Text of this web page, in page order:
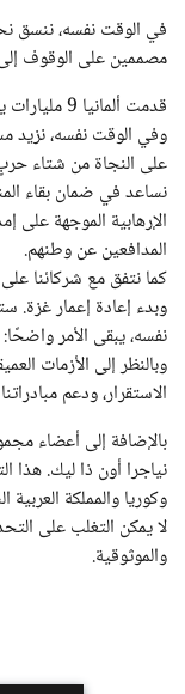
في الوقت نفسه، ننسق
مصممين على الوقوف
قدمت
وفي الوقت نفسه، نزيد
نساعد في ضمان بقاء
الإرهابية الموجهة على
المدافعين عن وطنهم.
كما نتفق مع شركائنا
وبدء إعادة إعمار غزة.
نفسه، يبقى الأمر
وبالنظر إلى الأزمات
الاستقرار، ودعم
بالإضافة إلى أعضاء
نياجرا أون ذا ليك. هذا
وكوريا والمملكة
لا يمكن التغلب على
والموثوقية.